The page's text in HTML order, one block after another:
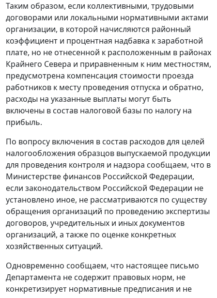
Таким образом, если коллективными, трудовыми
договорами или локальными нормативными актами
организации, в которой начисляются районный
коэффициент и процентная надбавка к заработной
плате, но не отнесенной к расположенным в районах
Крайнего Севера и приравненным к ним местностям,
предусмотрена компенсация стоимости проезда
работников к месту проведения отпуска и обратно,
расходы на указанные выплаты могут быть
включены в состав налоговой базы по налогу на
прибыль.
По вопросу включения в состав расходов для целей
налогообложения образцов выпускаемой продукции
для проведения контроля и надзора сообщаем, что в
Министерстве финансов Российской Федерации,
если законодательством Российской Федерации не
установлено иное, не рассматриваются по существу
обращения организаций по проведению экспертизы
договоров, учредительных и иных документов
организаций, а также по оценке конкретных
хозяйственных ситуаций.
Одновременно сообщаем, что настоящее письмо
Департамента не содержит правовых норм, не
конкретизирует нормативные предписания и не